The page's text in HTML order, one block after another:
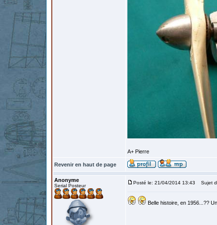
A+ Pierre
Revenir en haut de page
Anonyme
Serial Posteur
Posté le: 21/04/2014 13:43 Sujet
Belle histoire, en 1956...??